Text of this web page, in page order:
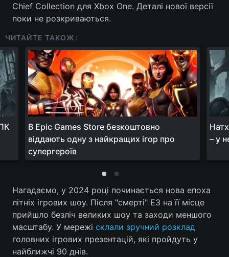
Chief Collection для Xbox One. Деталі нової версії
поки не розкриваються.
ЧИТАЙТЕ ТАКОЖ:
В Epic Games Store безкоштовно
віддають одну з найкращих ігор про
супергероїв
– у
Нагадаємо, у 2024 році починається нова епоха
літніх ігрових шоу. Після "смерті" E3 на її місце
прийшло безліч великих шоу та заходи меншого
масштабу. У мережі склали зручний розклад
головних ігрових презентацій, які пройдуть у
найближчі 90 днів.